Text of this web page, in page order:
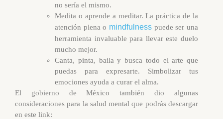
no sería el mismo.
Medita o aprende a meditar. La práctica de la
atención plena o mindfulness puede ser una
herramienta invaluable para llevar este duelo
mucho mejor.
Canta, pinta, baila y busca todo el arte que
puedas para expresarte. Simbolizar tus
emociones ayuda a curar el alma.
El gobierno de México también dio algunas
consideraciones para la salud mental que podrás descargar
en este link: